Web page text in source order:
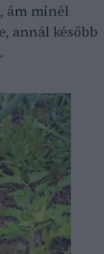
ám minél
annál később